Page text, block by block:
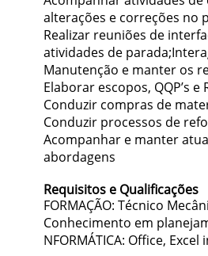
alterações e correções no
Realizar reuniões de
atividades de
Manutenção e manter os
Elaborar escopos, QQP’s
Conduzir compras de
Conduzir processos de
Acompanhar e manter
abordagens
Requisitos e Qualificações
FORMAÇÃO: Técnico
Conhecimento em
NFORMÁTICA: Office,